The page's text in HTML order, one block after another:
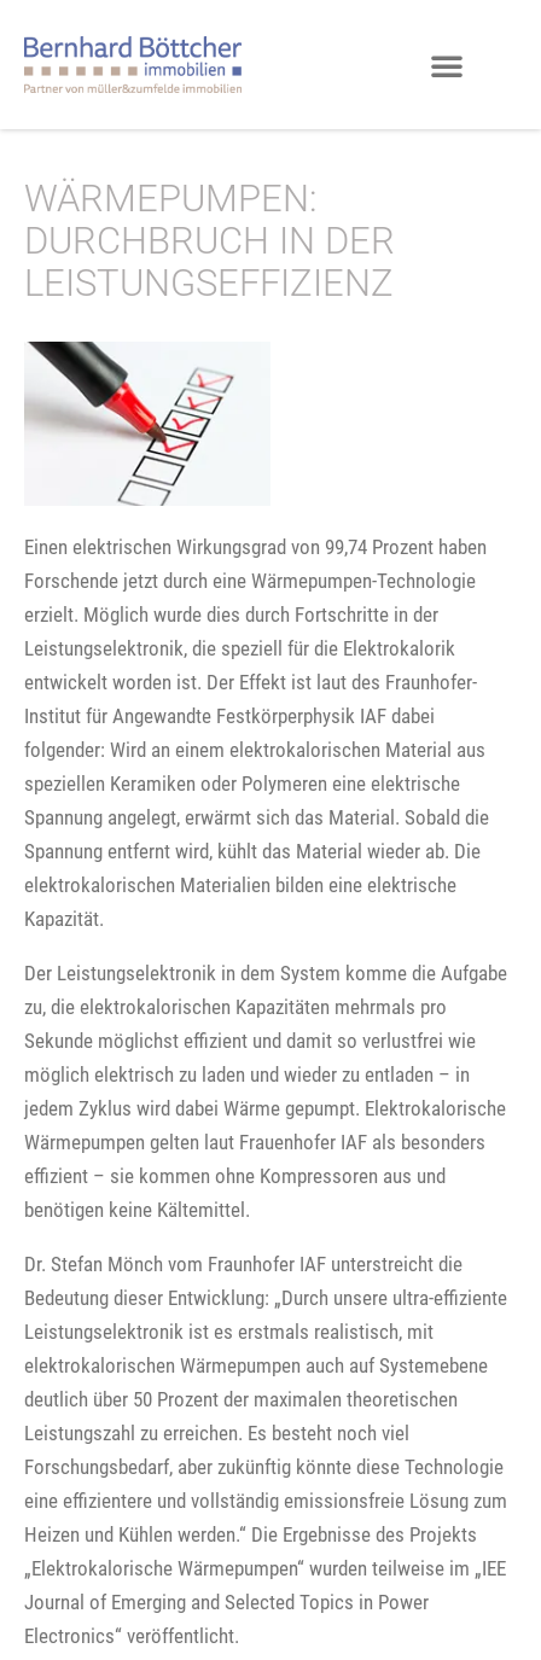
WÄRMEPUMPEN:
DURCHBRUCH IN DER
LEISTUNGSEFFIZIENZ
Einen elektrischen Wirkungsgrad von 99,74 Prozent haben
Forschende jetzt durch eine Wärmepumpen-Technologie
erzielt. Möglich wurde dies durch Fortschritte in der
Leistungselektronik, die speziell für die Elektrokalorik
entwickelt worden ist. Der Effekt ist laut des Fraunhofer-
Institut für Angewandte Festkörperphysik IAF dabei
folgender: Wird an einem elektrokalorischen Material aus
speziellen Keramiken oder Polymeren eine elektrische
Spannung angelegt, erwärmt sich das Material. Sobald die
Spannung entfernt wird, kühlt das Material wieder ab. Die
elektrokalorischen Materialien bilden eine elektrische
Kapazität.
Der Leistungselektronik in dem System komme die Aufgabe
zu, die elektrokalorischen Kapazitäten mehrmals pro
Sekunde möglichst effizient und damit so verlustfrei wie
möglich elektrisch zu laden und wieder zu entladen – in
jedem Zyklus wird dabei Wärme gepumpt. Elektrokalorische
Wärmepumpen gelten laut Frauenhofer IAF als besonders
effizient – sie kommen ohne Kompressoren aus und
benötigen keine Kältemittel.
Dr. Stefan Mönch vom Fraunhofer IAF unterstreicht die
Bedeutung dieser Entwicklung: „Durch unsere ultra-effiziente
Leistungselektronik ist es erstmals realistisch, mit
elektrokalorischen Wärmepumpen auch auf Systemebene
deutlich über 50 Prozent der maximalen theoretischen
Leistungszahl zu erreichen. Es besteht noch viel
Forschungsbedarf, aber zukünftig könnte diese Technologie
eine effizientere und vollständig emissionsfreie Lösung zum
Heizen und Kühlen werden.“ Die Ergebnisse des Projekts
„Elektrokalorische Wärmepumpen“ wurden teilweise im „IEE
Journal of Emerging and Selected Topics in Power
Electronics“ veröffentlicht.